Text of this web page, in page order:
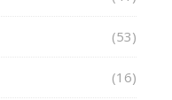
(53)
(16)